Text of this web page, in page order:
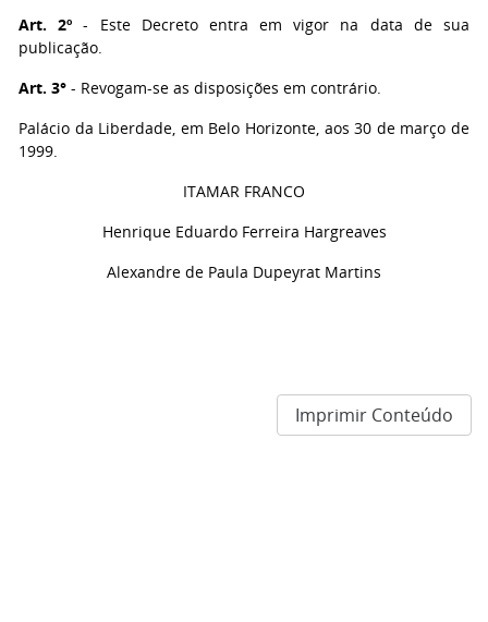
Art. 2º - Este Decreto entra em vigor na data de sua
publicação.
Art. 3° - Revogam-se as disposições em contrário.
Palácio da Liberdade, em Belo Horizonte, aos 30 de março de
1999.
ITAMAR FRANCO
Henrique Eduardo Ferreira Hargreaves
Alexandre de Paula Dupeyrat Martins
Imprimir Conteúdo